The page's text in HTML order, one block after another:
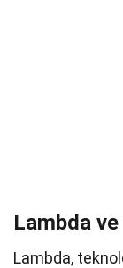
Lambda
Lambda,